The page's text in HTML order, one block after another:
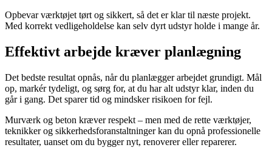
Opbevar værktøjet tørt og sikkert, så det er klar til næste projekt.
Med korrekt vedligeholdelse kan selv dyrt udstyr holde i mange år.
Effektivt arbejde kræver planlægning
Det bedste resultat opnås, når du planlægger arbejdet grundigt. Mål
op, markér tydeligt, og sørg for, at du har alt udstyr klar, inden du
går i gang. Det sparer tid og mindsker risikoen for fejl.
Murværk og beton kræver respekt – men med de rette værktøjer,
teknikker og sikkerhedsforanstaltninger kan du opnå professionelle
resultater, uanset om du bygger nyt, renoverer eller reparerer.